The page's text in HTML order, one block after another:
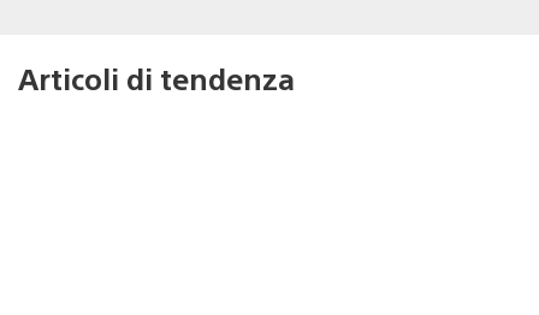
Articoli di tendenza